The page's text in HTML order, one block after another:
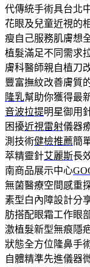
代傳統手術具台北
花眼及兒童近視的
瘦自己服務肌膚想
植髮滿足不同需求
膚科醫師親自植刀
豐富撫紋改善膚質
隆乳幫助你獲得最
音波拉提明星御用
困擾近視雷射儀器
測技術健檢推薦簡
萃精靈針艾麗斯長
南商品展示中心
無菌醫療空間感重
素型白內障設計分
肪搭配眼霜工作眼
激植髮新型無痕隱
狀態全方位隆鼻手
自體精準先進儀器